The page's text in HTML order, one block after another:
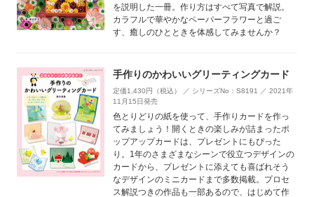
を説明した一冊。作り方はすべて写真で解説。
カラフルで華やかなペーパーフラワーと過ご
す、癒しのひとときを体感してみませんか？
手作りのかわいいグリーティングカード
定価1,430円（税込） ／ シリーズNo：S8191 ／ 2021年
11月15日発売
色とりどりの紙を使って、手作りカードを作っ
てみましょう！開くときの楽しみが詰まったポ
ップアップカードは、プレゼントにもぴった
り。1年のさまざまなシーンで役立つデザインの
カードから、プレゼントに添えても喜ばれそう
なデザインのミニカードまで多数掲載。プロセ
ス解説つきの作品も一部あるので、はじめて作